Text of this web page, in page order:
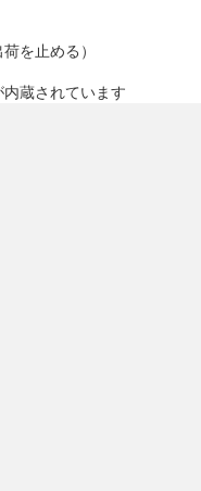
を止める）
蔵されています